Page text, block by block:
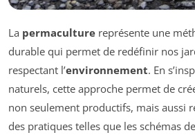
La permaculture représente une
durable qui permet de redéfinir nos
respectant l’environnement. En
naturels, cette approche permet de
non seulement productifs, mais aussi
des pratiques telles que les schémas de